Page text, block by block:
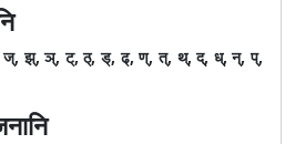
झ्, ञ्, ट्, ठ्, ड्, ढ्, ण्, त्, थ्, द्, ध्, न्, प्,